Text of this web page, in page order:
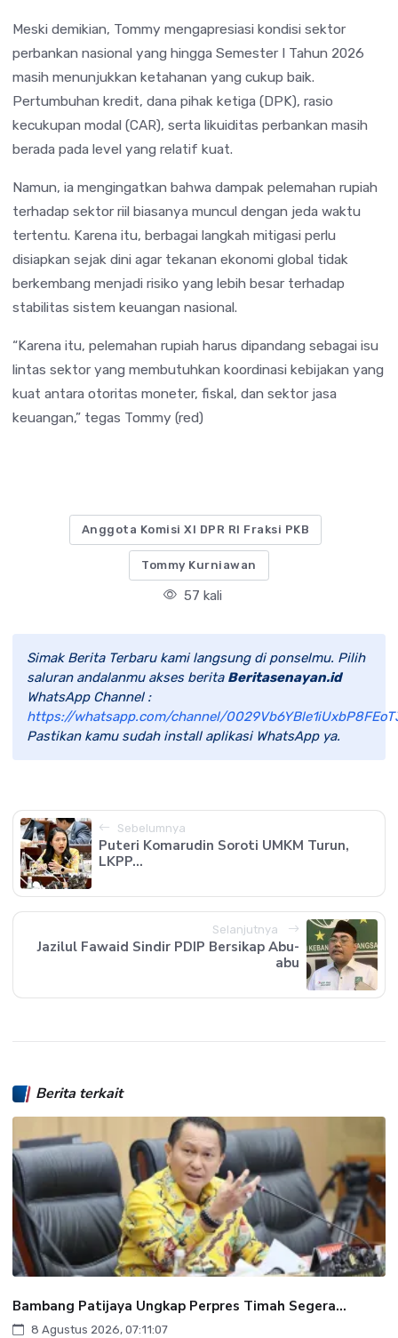
Meski demikian, Tommy mengapresiasi kondisi sektor
perbankan nasional yang hingga Semester I Tahun 2026
masih menunjukkan ketahanan yang cukup baik.
Pertumbuhan kredit, dana pihak ketiga (DPK), rasio
kecukupan modal (CAR), serta likuiditas perbankan masih
berada pada level yang relatif kuat.
Namun, ia mengingatkan bahwa dampak pelemahan rupiah
terhadap sektor riil biasanya muncul dengan jeda waktu
tertentu. Karena itu, berbagai langkah mitigasi perlu
disiapkan sejak dini agar tekanan ekonomi global tidak
berkembang menjadi risiko yang lebih besar terhadap
stabilitas sistem keuangan nasional.
“Karena itu, pelemahan rupiah harus dipandang sebagai isu
lintas sektor yang membutuhkan koordinasi kebijakan yang
kuat antara otoritas moneter, fiskal, dan sektor jasa
keuangan,” tegas Tommy (red)
Anggota Komisi XI DPR RI Fraksi PKB
Tommy Kurniawan
57 kali
Simak Berita Terbaru kami langsung di ponselmu. Pilih
saluran andalanmu akses berita Beritasenayan.id
WhatsApp Channel :
https://whatsapp.com/channel/
Pastikan kamu sudah install aplikasi WhatsApp ya.
Sebelumnya
Puteri Komarudin Soroti UMKM Turun,
LKPP...
Selanjutnya
Jazilul Fawaid Sindir PDIP Bersikap Abu-
abu
Berita terkait
Bambang Patijaya Ungkap Perpres Timah Segera...
8 Agustus 2026, 07:11:07